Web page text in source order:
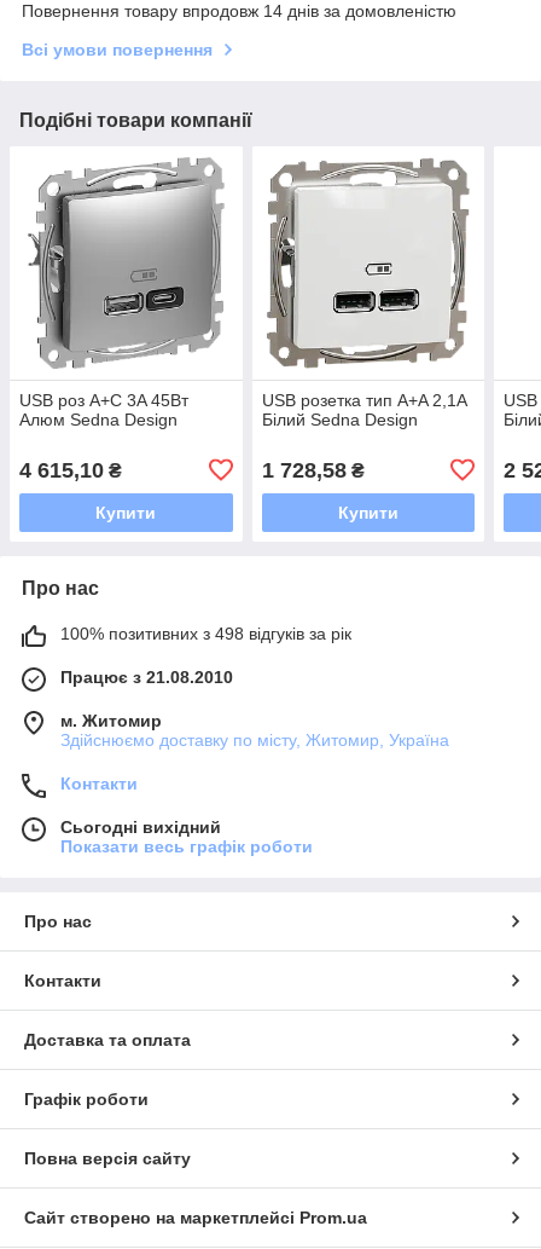
Повернення товару впродовж 14 днів за домовленістю
Всі умови повернення
Подібні товари компанії
USB роз A+C 3A 45Вт
Алюм Sedna Design
4 615,10 ₴
Купити
USB розетка тип A+A 2,1A
Білий Sedna Design
1 728,58₴
Купити
2
Про нас
100% позитивних з 498 відгуків за рік
Працює з 21.08.2010
м. Житомир
Здійснюємо доставку по місту, Житомир, Україна
Контакти
Сьогодні вихідний
Показати весь графік роботи
Про нас
Контакти
Доставка та оплата
Графік роботи
Повна версія сайту
Сайт створено на маркетплейсі Prom.ua